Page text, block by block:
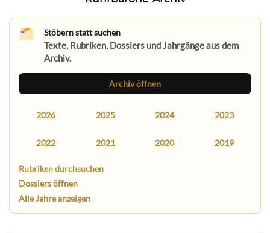
Stöbern statt suchen
Texte, Rubriken, Dossiers und Jahrgänge aus dem
Archiv.
Archiv öffnen
2026 2025 2024 2023
2022 2021 2020 2019
Rubriken durchsuchen
Dossiers öffnen
Alle Jahre anzeigen